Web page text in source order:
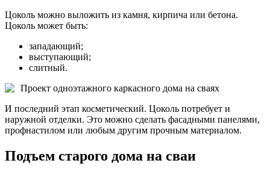
Цоколь можно выложить из камня, кирпича или бетона.
Цоколь может быть:
западающий;
выступающий;
слитный.
Проект одноэтажного каркасного дома на сваях
И последний этап косметический. Цоколь потребует и
наружной отделки. Это можно сделать фасадными панелями,
профнастилом или любым другим прочным материалом.
Подъем старого дома на сваи